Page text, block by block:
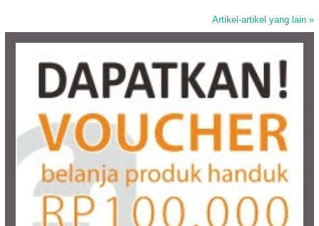
Artikel-artikel yang lain »